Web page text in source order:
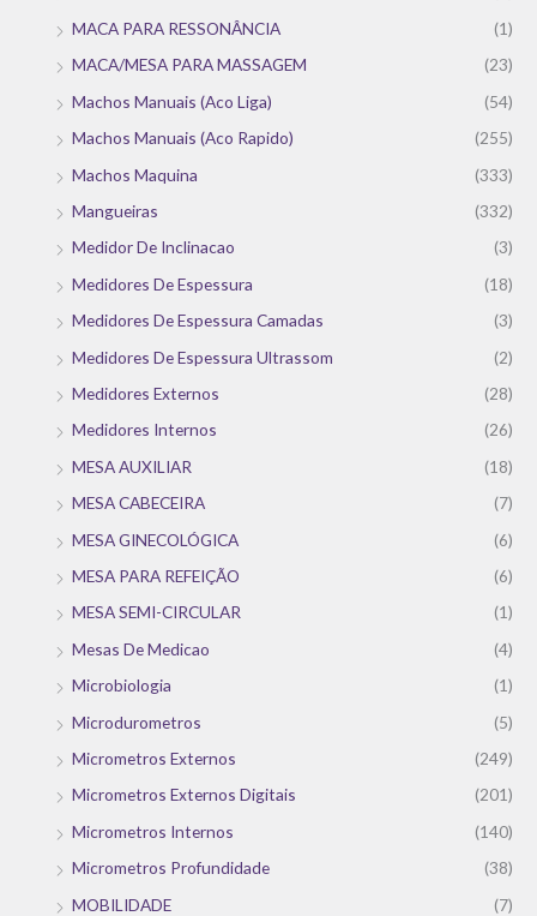
MACA PARA RESSONÂNCIA
(1)
MACA/MESA PARA MASSAGEM
(23)
Machos Manuais (Aco Liga)
(54)
Machos Manuais (Aco Rapido)
(255)
Machos Maquina
(333)
Mangueiras
(332)
Medidor De Inclinacao
(3)
Medidores De Espessura
(18)
Medidores De Espessura Camadas
(3)
Medidores De Espessura Ultrassom
(2)
Medidores Externos
(28)
Medidores Internos
(26)
MESA AUXILIAR
(18)
MESA CABECEIRA
(7)
MESA GINECOLÓGICA
(6)
MESA PARA REFEIÇÃO
(6)
MESA SEMI-CIRCULAR
(1)
Mesas De Medicao
(4)
Microbiologia
(1)
Microdurometros
(5)
Micrometros Externos
(249)
Micrometros Externos Digitais
(201)
Micrometros Internos
(140)
Micrometros Profundidade
(38)
MOBILIDADE
(7)